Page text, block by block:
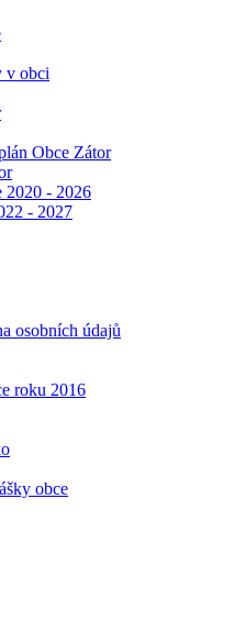
v obci
Obce Zátor
2020 - 2026
- 2027
osobních údajů
roku 2016
obce